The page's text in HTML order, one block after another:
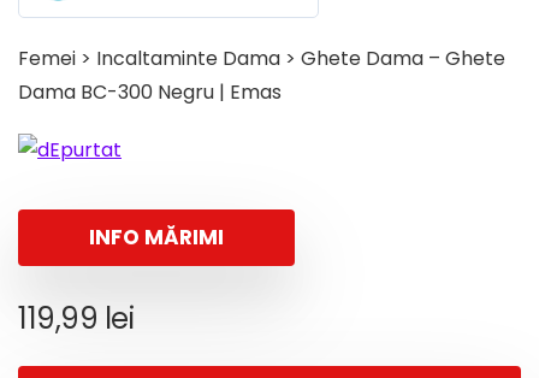
Femei > Incaltaminte Dama > Ghete Dama – Ghete
Dama BC-300 Negru | Emas
INFO MĂRIMI
119,99 lei